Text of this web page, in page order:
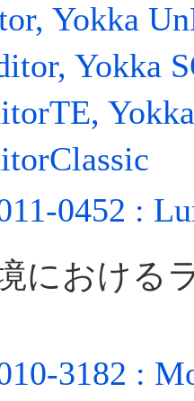
Yokka
Yokka
0452 :
における
3182 :